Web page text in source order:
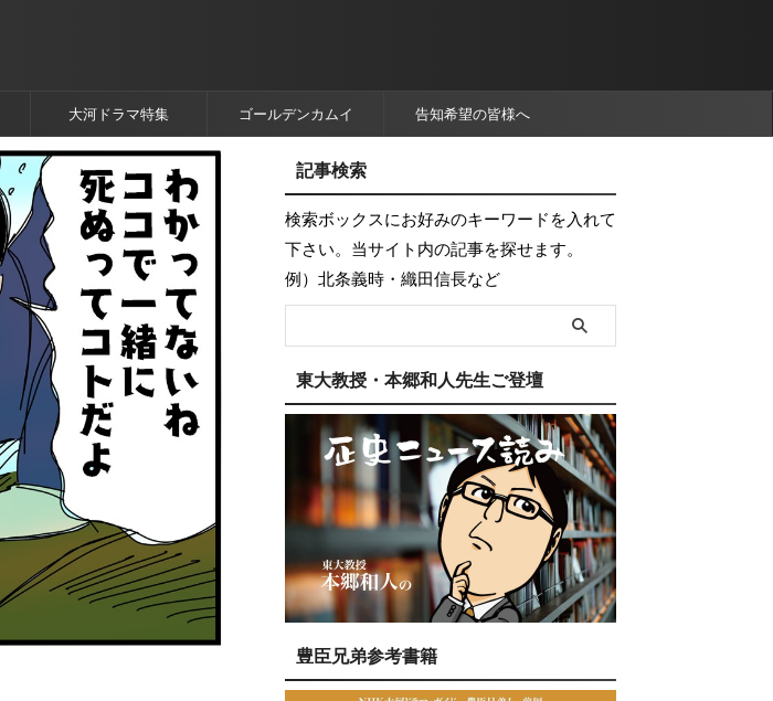
大河ドラマ特集 ゴールデンカムイ 告知希望の皆様へ
記事検索
検索ボックスにお好みのキーワードを入れて
下さい。当サイト内の記事を探せます。
例）北条義時・織田信長など
東大教授・本郷和人先生ご登壇
豊臣兄弟参考書籍